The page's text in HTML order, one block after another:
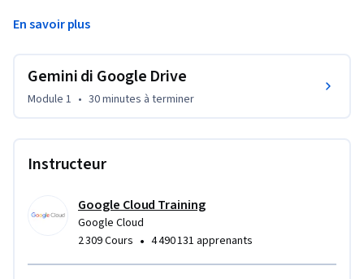
contoh praktis. Di akhir kursus ini, Anda akan dibekali
di Google Drive dengan percaya diri demi meningkatkan
kualitas alur kerja Anda.
En savoir plus
Gemini di Google Drive
Module 1 • 30 minutes à terminer
Instructeur
Google Cloud Training
Google Cloud
2 309 Cours • 4 490 131 apprenants